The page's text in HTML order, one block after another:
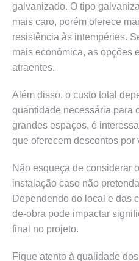
galvanizado. O tipo
mais caro, porém oferece
resistência às intempéries.
mais econômica, as opções
atraentes.
Além disso, o custo total
quantidade necessária para
grandes espaços, é
que oferecem descontos por
Não esqueça de considerar
instalação caso não
Dependendo do local e das
de-obra pode impactar
final no projeto.
Fique atento à qualidade